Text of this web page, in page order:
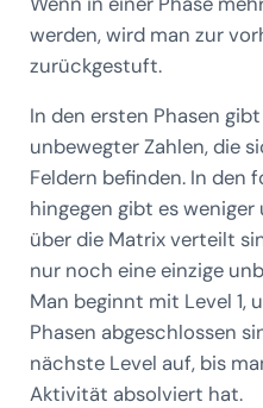
werden, wird man zur
zurückgestuft.
In den ersten Phasen
unbewegter Zahlen, die
Feldern befinden. In den
hingegen gibt es
über die Matrix verteilt
nur noch eine einzige
Man beginnt mit Level 1,
Phasen abgeschlossen
nächste Level auf, bis
Aktivität absolviert hat.